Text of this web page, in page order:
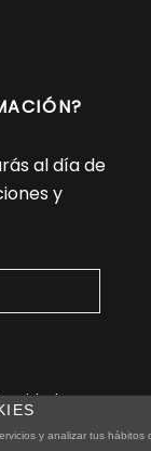
al día de
y
y
y analizar tus hábitos